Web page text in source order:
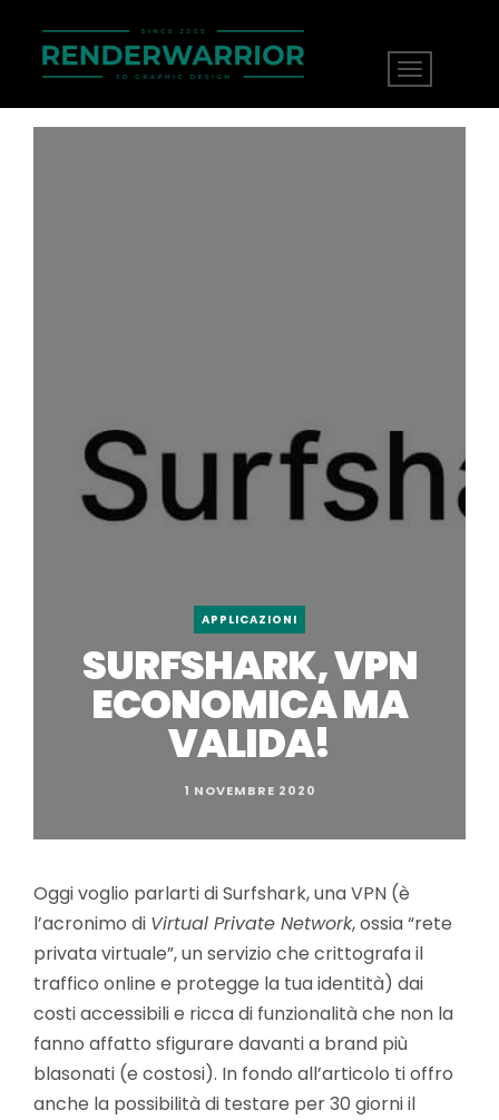
APPLICAZIONI
SURFSHARK, VPN
ECONOMICA MA
VALIDA!
1 NOVEMBRE 2020
Oggi voglio parlarti di Surfshark, una VPN (è
l’acronimo di Virtual Private Network, ossia “rete
privata virtuale”, un servizio che crittografa il
traffico online e protegge la tua identità) dai
costi accessibili e ricca di funzionalità che non la
fanno affatto sfigurare davanti a brand più
blasonati (e costosi). In fondo all’articolo ti offro
anche la possibilità di testare per 30 giorni il